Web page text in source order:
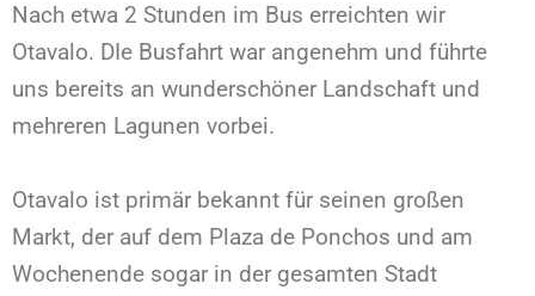
Nach etwa 2 Stunden im Bus erreichten wir
Otavalo. DIe Busfahrt war angenehm und führte
uns bereits an wunderschöner Landschaft und
mehreren Lagunen vorbei.
Otavalo ist primär bekannt für seinen großen
Markt, der auf dem Plaza de Ponchos und am
Wochenende sogar in der gesamten Stadt